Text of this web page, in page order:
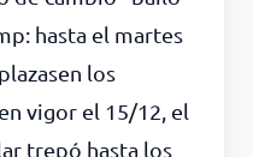
hasta el martes
los
vigor el 15/12, el
trepó hasta los